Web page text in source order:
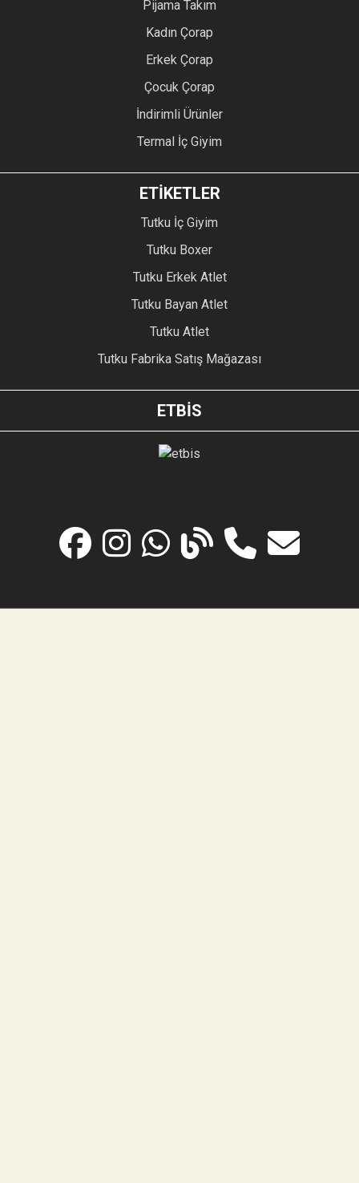
Pijama Takım
Kadın Çorap
Erkek Çorap
Çocuk Çorap
İndirimli Ürünler
Termal İç Giyim
ETİKETLER
Tutku İç Giyim
Tutku Boxer
Tutku Erkek Atlet
Tutku Bayan Atlet
Tutku Atlet
Tutku Fabrika Satış Mağazası
ETBİS